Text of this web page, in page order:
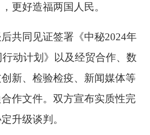
更好造福两国人民。
共同见证签署《中秘2024年
动计划》以及经贸合作、数
新、检验检疫、新闻媒体等
作文件。双方宣布实质性完
升级谈判。